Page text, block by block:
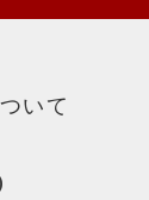
いて